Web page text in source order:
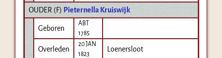
OUDER (F) Pieternella Kruiswijk
Geboren
ABT
1785
Overleden
20 JAN
1823
Loenersloot